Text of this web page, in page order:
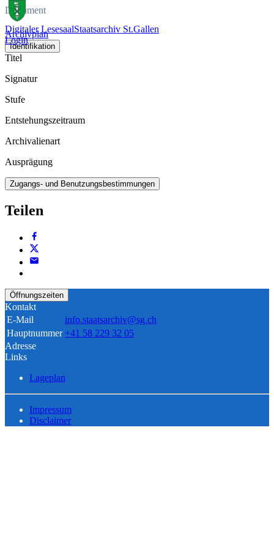
Digitaler LesesaalStaatsarchiv St.Gallen
Login
Dokument
Archivplan
Identifikation
Titel
Signatur
Stufe
Entstehungszeitraum
Archivalienart
Ausprägung
Zugangs- und Benutzungsbestimmungen
Teilen
Öffnungszeiten
Kontakt
E-Mail
info.staatsarchiv@sg.ch
Hauptnummer +41 58 229 32 05
Adresse
Links
Lageplan
Impressum
Disclaimer